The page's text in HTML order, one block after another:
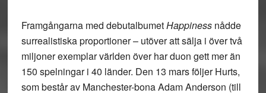
Framgångarna med debutalbumetHappiness nådde
surrealistiska proportioner – utöver att sälja i över två
miljoner exemplar världen över har duon gett mer än
150 spelningar i 40 länder. Den 13 mars följer Hurts,
som består av Manchester-bona Adam Anderson (till